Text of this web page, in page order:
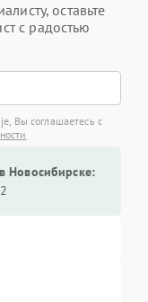
оставьте
с радостью
Вы соглашаетесь с
Новосибирске: